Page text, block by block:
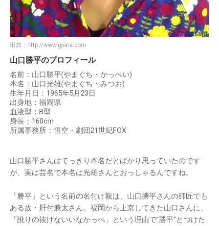
出典： http://www.gpara.com
山口勝平のプロフィール
名前：山口勝平(やまぐち・かっぺい)
本名：山口光雄(やまぐち・みつお)
生年月日：1965年5月23日
出身地：福岡県
血液型：B型
身長：160cm
所属事務所：悟空・劇団21世紀FOX
山口勝平さんはてっきり本名だとばかり思っていたのです
が、実は芸名で本名は光雄さんとおっしゃるんですね。
「勝平」という名前の名付け親は、山口勝平さんの師匠でも
ある故・肝付兼太さん。福岡から上京してきた山口さんに、
「訛りの抜けないいなかっぺ」という理由で”勝平”とつけた